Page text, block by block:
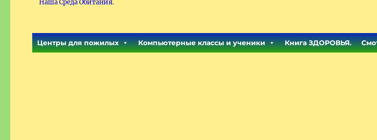
Наша Среда Обитания.
Центры для пожилых Компьютерные классы и ученики Книга ЗДОРОВЬЯ.